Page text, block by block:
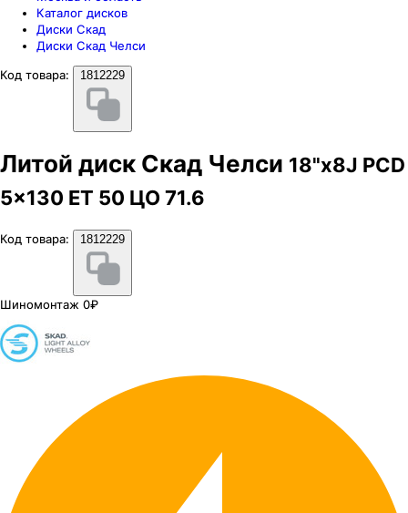
Каталог дисков
Диски Скад
Диски Скад Челси
Код товара:
1812229
Литой диск Скад Челси 18"x8J PCD
5x130 ЕТ 50 ЦО 71.6
Код товара: 1812229
Шиномонтаж 0₽